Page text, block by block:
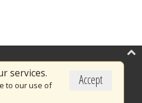
Accept
services.
to our use of